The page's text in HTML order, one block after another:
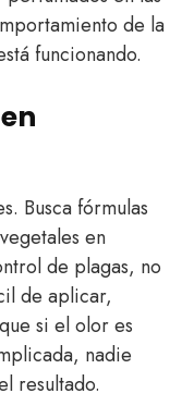
de la
funcionando.
Busca fórmulas
en
de plagas, no
de aplicar,
si el olor es
nadie
resultado.